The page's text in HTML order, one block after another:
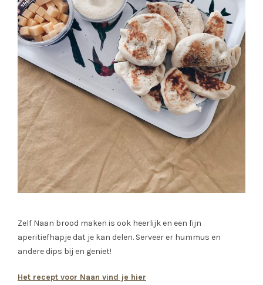
Zelf Naan brood maken is ook heerlijk en een fijn
aperitiefhapje dat je kan delen. Serveer er hummus en
andere dips bij en geniet!
Het recept voor Naan vind je hier